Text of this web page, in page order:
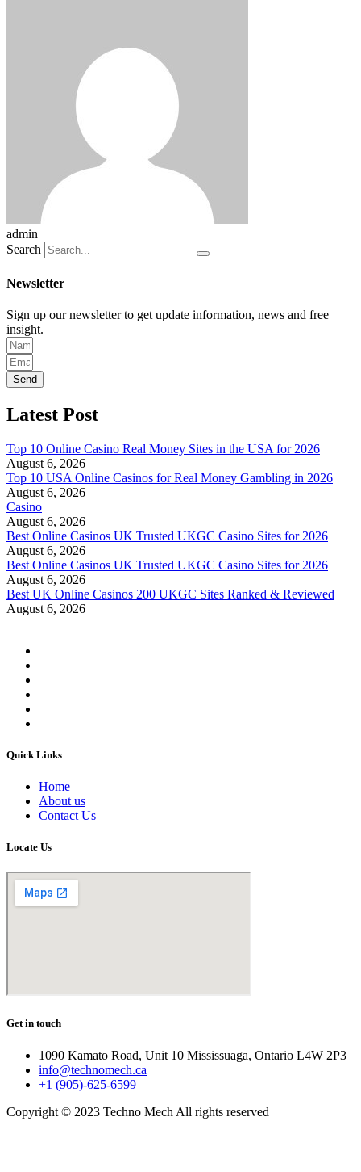
admin
Search
Newsletter
Sign up our newsletter to get update information, news and free
insight.
Send
Latest Post
Top 10 Online Casino Real Money Sites in the USA for 2026
August 6, 2026
Top 10 USA Online Casinos for Real Money Gambling in 2026
August 6, 2026
Casino
August 6, 2026
Best Online Casinos UK Trusted UKGC Casino Sites for 2026
August 6, 2026
Best Online Casinos UK Trusted UKGC Casino Sites for 2026
August 6, 2026
Best UK Online Casinos 200 UKGC Sites Ranked & Reviewed
August 6, 2026
Quick Links
Home
About us
Contact Us
Locate Us
Get in touch
1090 Kamato Road, Unit 10 Mississuaga, Ontario L4W 2P3
info@technomech.ca
+1 (905)-625-6599
Copyright © 2023 Techno Mech All rights reserved